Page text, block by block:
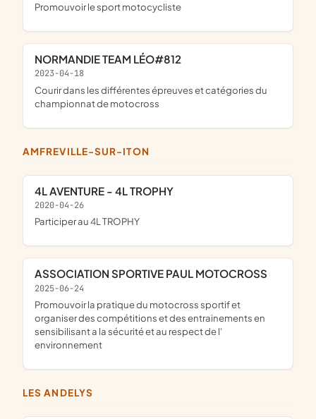
promouvoir le sport motocycliste
NORMANDIE TEAM LÉO#812
2023-04-18
courir dans les différentes épreuves et catégories du
championnat de motocross
AMFREVILLE-SUR-ITON
4L AVENTURE - 4L TROPHY
2020-04-26
participer au 4L TROPHY
ASSOCIATION SPORTIVE PAUL MOTOCROSS
2025-06-24
promouvoir la pratique du motocross sportif et
organiser des compétitions et des entrainements en
sensibilisant a la sécurité et au respect de l'
environnement
LES ANDELYS